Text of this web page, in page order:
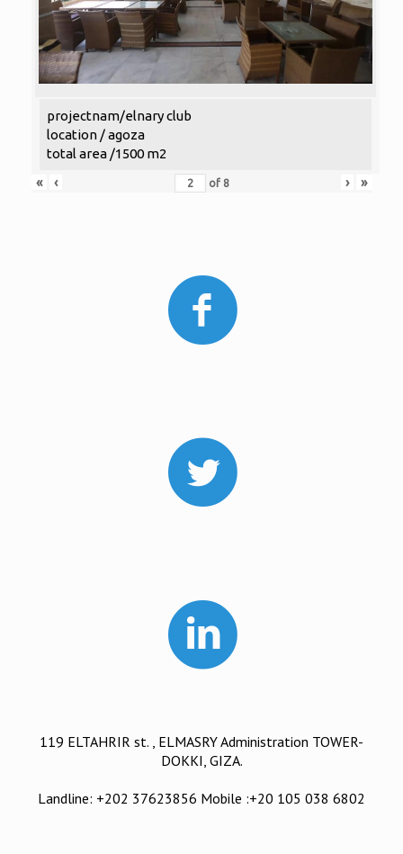
projectnam/elnary club
location / agoza
total area /1500 m2
«
‹ of 8 › »
119 ELTAHRIR st. , ELMASRY Administration TOWER-
DOKKI, GIZA.
Landline: +202 37623856 Mobile :+20 105 038 6802